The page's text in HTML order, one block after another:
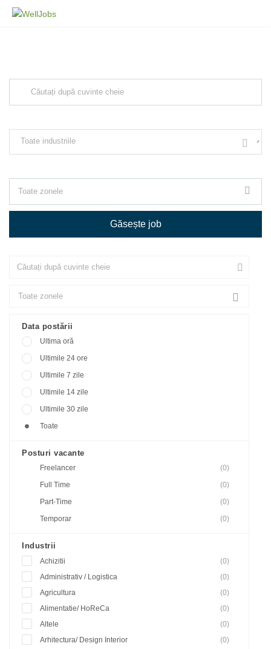
Data postării
Ultima oră
Ultimile 24 ore
Ultimile 7 zile
Ultimile 14 zile
Ultimile 30 zile
Toate
Posturi vacante
Freelancer
(0)
Full Time
(0)
Part-Time
(0)
Temporar
(0)
Industrii
Achizitii
(0)
Administrativ / Logistica
(0)
Agricultura
(0)
Alimentatie/ HoReCa
(0)
Altele
(0)
Arhitectura/ Design Interior
(0)